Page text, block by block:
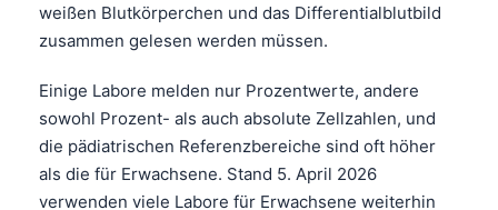
weißen Blutkörperchen und das Differentialblutbild
zusammen gelesen werden müssen.
Einige Labore melden nur Prozentwerte, andere
sowohl Prozent- als auch absolute Zellzahlen, und
die pädiatrischen Referenzbereiche sind oft höher
als die für Erwachsene. Stand 5. April 2026
verwenden viele Labore für Erwachsene weiterhin